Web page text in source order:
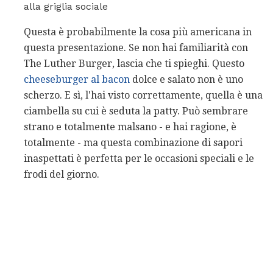
alla griglia sociale
Questa è probabilmente la cosa più americana in
questa presentazione. Se non hai familiarità con
The Luther Burger, lascia che ti spieghi. Questo
cheeseburger al bacon dolce e salato non è uno
scherzo. E sì, l'hai visto correttamente, quella è una
ciambella su cui è seduta la patty. Può sembrare
strano e totalmente malsano - e hai ragione, è
totalmente - ma questa combinazione di sapori
inaspettati è perfetta per le occasioni speciali e le
frodi del giorno.